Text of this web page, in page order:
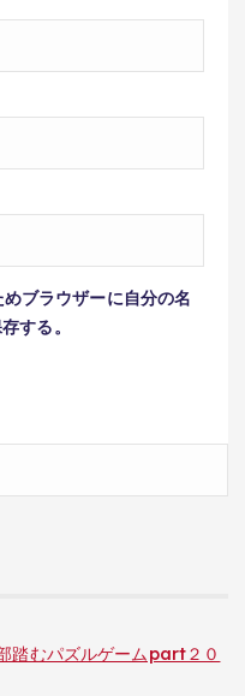
ブラウザーに自分の名
する。
踏むパズルゲームpart２０